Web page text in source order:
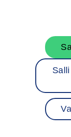
Tietoa
Töihin meille
Skanska
Projektit